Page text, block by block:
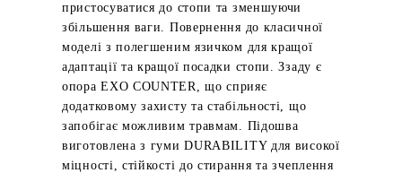
пристосуватися до стопи та зменшуючи
збільшення ваги. Повернення до класичної
моделі з полегшеним язичком для кращої
адаптації та кращої посадки стопи. Ззаду є
опора EXO COUNTER, що сприяє
додатковому захисту та стабільності, що
запобігає можливим травмам. Підошва
виготовлена з гуми DURABILITY для високої
міцності, стійкості до стирання та зчеплення